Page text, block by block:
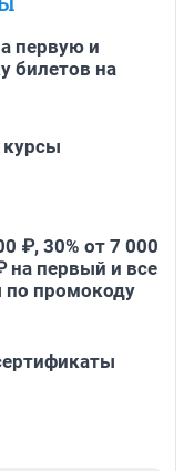
первую и
билетов на
курсы
₽, 30% от 7 000
на первый и все
по промокоду